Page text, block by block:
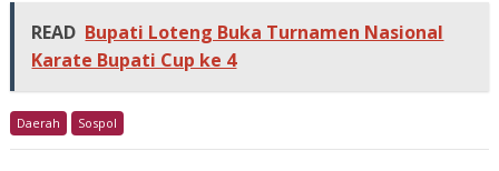
READ Bupati Loteng Buka Turnamen Nasional
Karate Bupati Cup ke 4
Daerah Sospol